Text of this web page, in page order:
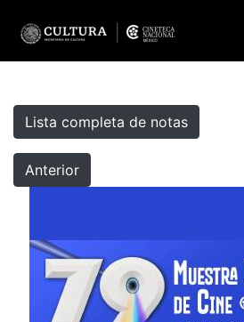
Lista completa de notas
Anterior